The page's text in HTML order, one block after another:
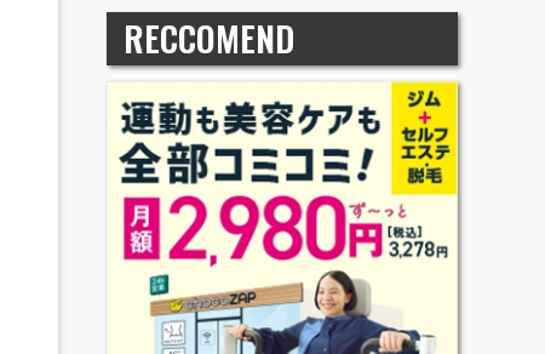
RECCOMEND